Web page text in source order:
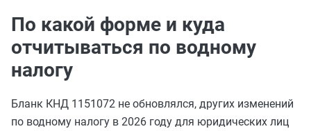
По какой форме и куда
отчитываться по водному
налогу
Бланк КНД 1151072 не обновлялся, других изменений
по водному налогу в 2026 году для юридических лиц